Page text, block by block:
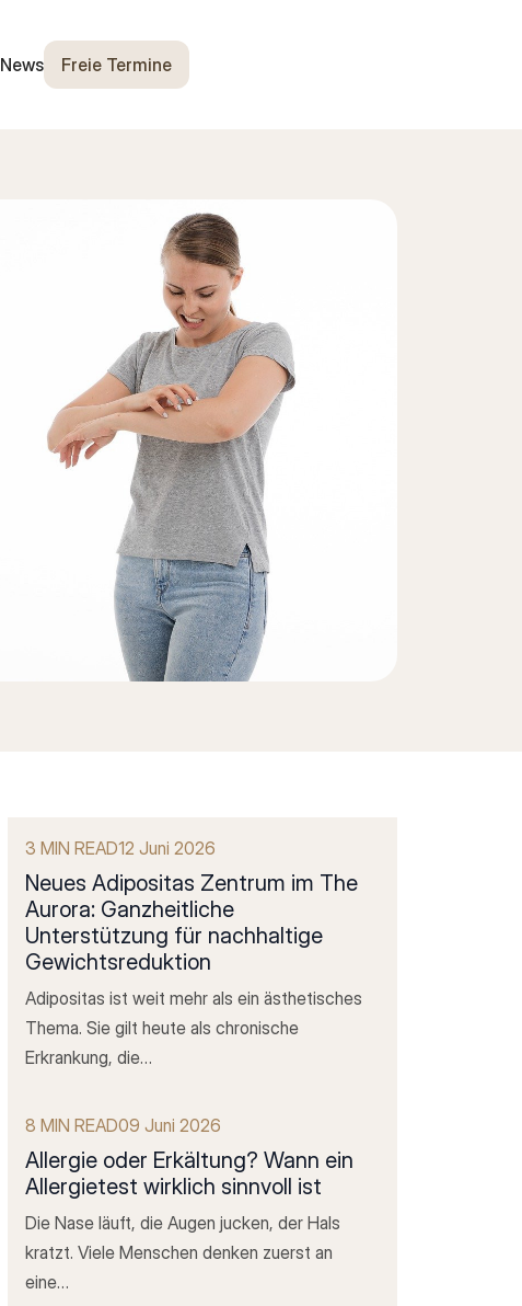
News Freie Termine
3 MIN READ12 Juni 2026
Neues Adipositas Zentrum im The
Aurora: Ganzheitliche
Unterstützung für nachhaltige
Gewichtsreduktion
Adipositas ist weit mehr als ein ästhetisches
Thema. Sie gilt heute als chronische
Erkrankung, die…
8 MIN READ09 Juni 2026
Allergie oder Erkältung? Wann ein
Allergietest wirklich sinnvoll ist
Die Nase läuft, die Augen jucken, der Hals
kratzt. Viele Menschen denken zuerst an
eine…